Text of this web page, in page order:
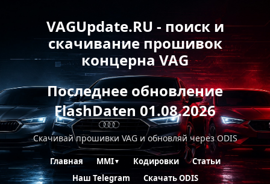
VAGUpdate.RU - поиск и
скачивание прошивок
концерна VAG
Последнее обновление
FlashDaten 01.08.2026
Скачивай прошивки VAG и обновляй через ODIS
Главная MMI▼ Кодировки
Статьи
Наш Telegram
Скачать ODIS